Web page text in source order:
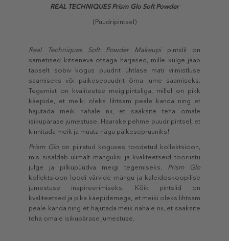
REAL TECHNIQUES Prism Glo Soft Powder
(Puudripintsel)
Real Techniques Soft Powder Makeupipintslil on
sametised kitseneva otsaga harjased, mille külge jääb
täpselt sobiv kogus puudrit ühtlase mati viimistluse
saamiseks või päikesepuudrit õrna jume saamiseks.
Tegemist on kvaliteetse meigipintsliga, millel on pikk
käepide, et meiki oleks lihtsam peale kanda ning et
hajutada meik nahale nii, et saaksite teha omale
isikupärase jumestuse. Haarake pehme puudripintsel, et
kinnitada meik ja muuta nägu päikesepruuniks!
Prism Gloon piiratud koguses toodetud kollektsioon,
mis sisaldab ülimalt mängulisi ja kvaliteetseid tööriistu
julge ja pilkupüüdva meigi tegemiseks. Prism Glo
kollektsioon loodi värvide mängu ja kaleidoskoopilise
jumestuse inspireerimiseks. Kõik pintslid on
kvaliteetsed ja pika käepidemega, et meiki oleks lihtsam
peale kanda ning et hajutada meik nahale nii, et saaksite
teha omale isikupärase jumestuse.